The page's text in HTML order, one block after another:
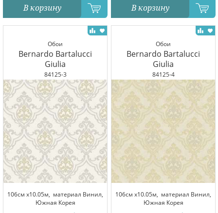
В корзину В корзину
Обои
Bernardo Bartalucci
Giulia
84125-3
106см x10.05м, материал Винил,
Южная Корея
Обои
Bernardo Bartalucci
Giulia
84125-4
106см x10.05м, материал Винил,
Южная Корея